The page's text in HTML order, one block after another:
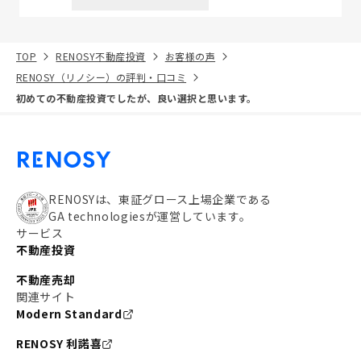
TOP RENOSY不動産投資
お客様の声
RENOSY（リノシー）の評判・口コミ
初めての不動産投資でしたが、良い選択と思います。
RENOSYは、東証グロース上場企業である
GA technologiesが運営しています。
サービス
不動産投資
不動産売却
関連サイト
Modern Standard
RENOSY 利諾喜